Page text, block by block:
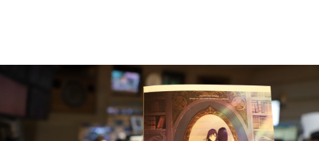
イベント・グッズ
YouTube
会社情報